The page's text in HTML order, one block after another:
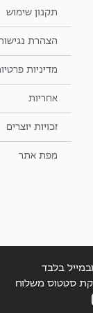
תקנון שימוש
הצהרת
מדיניות
אחריות
זכויות יוצרים
מפת אתר
בלבד
סטטוס משלוח